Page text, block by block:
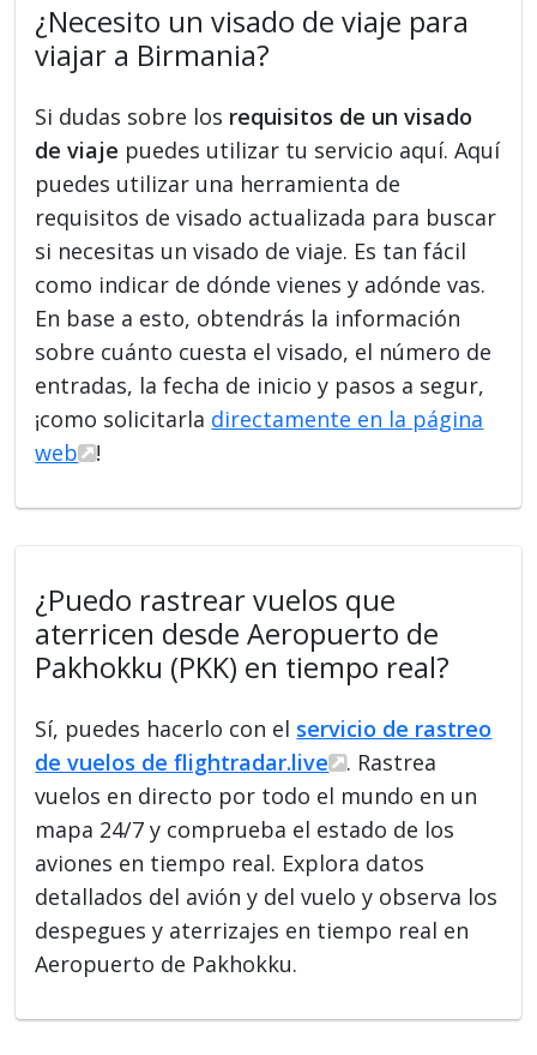
¿Necesito un visado de viaje para
viajar a Birmania?
Si dudas sobre los requisitos de un visado
de viaje puedes utilizar tu servicio aquí. Aquí
puedes utilizar una herramienta de
requisitos de visado actualizada para buscar
si necesitas un visado de viaje. Es tan fácil
como indicar de dónde vienes y adónde vas.
En base a esto, obtendrás la información
sobre cuánto cuesta el visado, el número de
entradas, la fecha de inicio y pasos a segur,
¡como solicitarla directamente en la página
web
!
¿Puedo rastrear vuelos que
aterricen desde Aeropuerto de
Pakhokku (PKK) en tiempo real?
Sí, puedes hacerlo con el servicio de rastreo
de vuelos de flightradar.live
. Rastrea
vuelos en directo por todo el mundo en un
mapa 24/7 y comprueba el estado de los
aviones en tiempo real. Explora datos
detallados del avión y del vuelo y observa los
despegues y aterrizajes en tiempo real en
Aeropuerto de Pakhokku.